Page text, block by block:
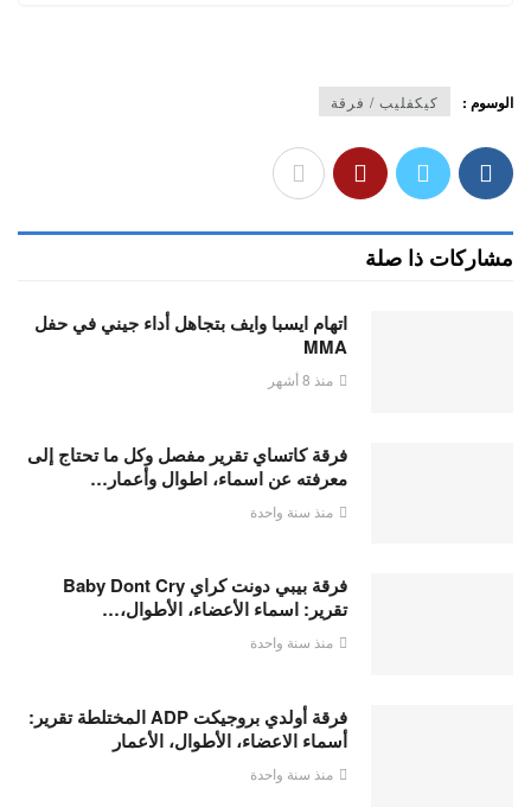
الوسوم : كيكفليب / فرقة
مشاركات ذا صلة
اتهام ايسبا وايف بتجاهل أداء جيني في حفل
MMA
منذ 8 أشهر
فرقة كاتساي تقرير مفصل وكل ما تحتاج إلى
معرفته عن اسماء، اطوال وأعمار…
منذ سنة واحدة
فرقة بيبي دونت كراي Baby Dont Cry
تقرير: اسماء الأعضاء، الأطوال،…
منذ سنة واحدة
فرقة أولدي بروجيكت ADP المختلطة تقرير:
أسماء الاعضاء، الأطوال، الأعمار
منذ سنة واحدة